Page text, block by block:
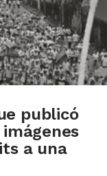
publicó
a una